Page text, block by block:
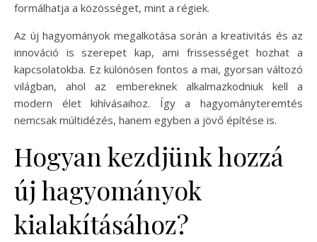
formálhatja a közösséget, mint a régiek.
Az új hagyományok megalkotása során a kreativitás és az
innováció is szerepet kap, ami frissességet hozhat a
kapcsolatokba. Ez különösen fontos a mai, gyorsan változó
világban, ahol az embereknek alkalmazkodniuk kell a
modern élet kihívásaihoz. Így a hagyományteremtés
nemcsak múltidézés, hanem egyben a jövő építése is.
Hogyan kezdjünk hozzá
új hagyományok
kialakításához?